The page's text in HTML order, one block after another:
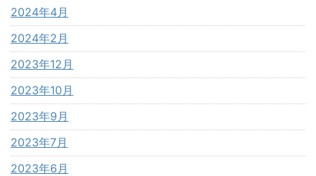
2024年4月
2024年2月
2023年12月
2023年10月
2023年9月
2023年7月
2023年6月